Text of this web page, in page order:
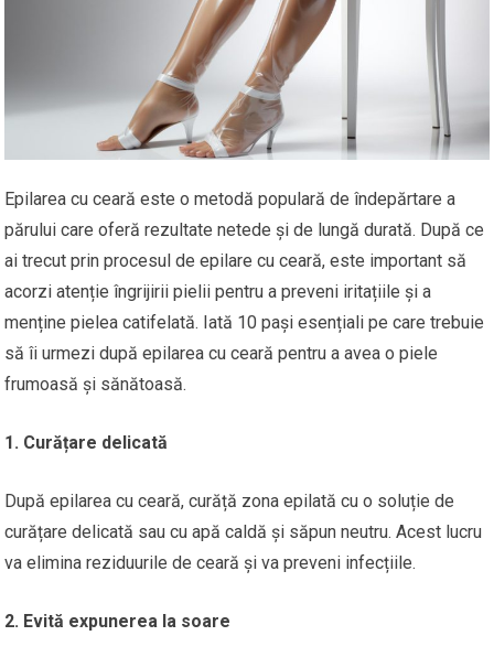
Epilarea cu ceară este o metodă populară de îndepărtare a
părului care oferă rezultate netede și de lungă durată. După ce
ai trecut prin procesul de epilare cu ceară, este important să
acorzi atenție îngrijirii pielii pentru a preveni iritațiile și a
menține pielea catifelată. Iată 10 pași esențiali pe care trebuie
să îi urmezi după epilarea cu ceară pentru a avea o piele
frumoasă și sănătoasă.
1. Curățare delicată
După epilarea cu ceară, curăță zona epilată cu o soluție de
curățare delicată sau cu apă caldă și săpun neutru. Acest lucru
va elimina reziduurile de ceară și va preveni infecțiile.
2. Evită expunerea la soare